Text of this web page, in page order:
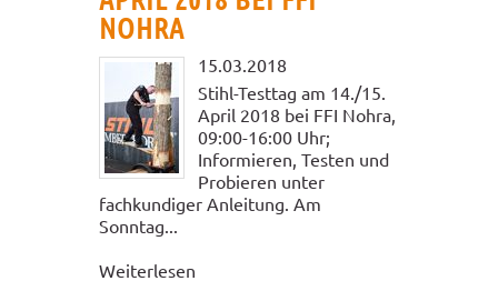
NOHRA
15.03.2018
Stihl-Testtag am 14./15.
April 2018 bei FFI Nohra,
09:00-16:00 Uhr;
Informieren, Testen und
Probieren unter
fachkundiger Anleitung. Am
Sonntag...
Weiterlesen